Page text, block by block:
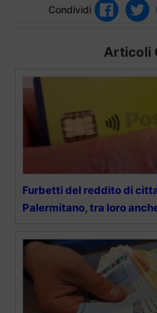
Condividi
Articoli
Furbetti del reddito di
Palermitano, tra loro